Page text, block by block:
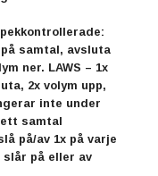
samtal, avsluta
ner. LAWS – 1x
2x volym upp,
inte under
samtal
på/av 1x på varje
på eller av